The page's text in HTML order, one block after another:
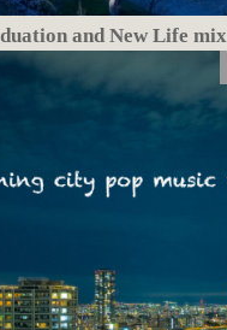
and New Life mix